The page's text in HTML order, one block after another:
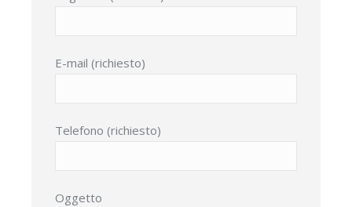
E-mail (richiesto)
Telefono (richiesto)
Oggetto